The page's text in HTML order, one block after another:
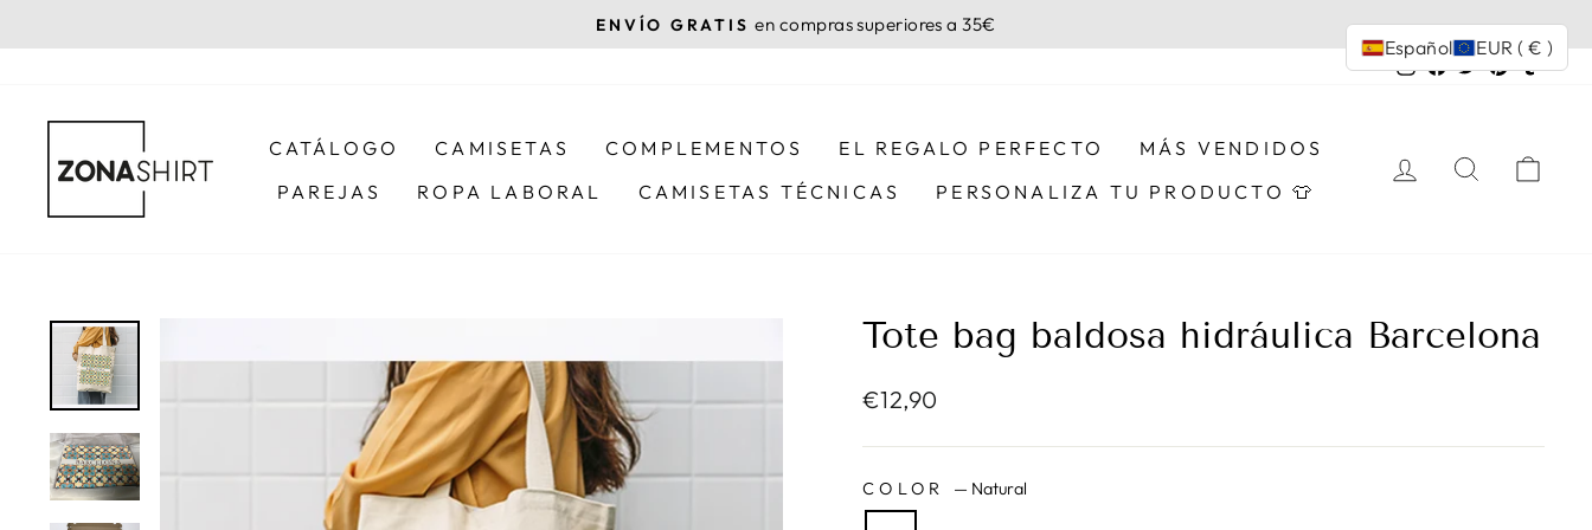
directamente
diapositivas
ENVÍO GRATIS en compras superiores a 35€
Instagram
Facebook
TwitterPinterest
CATÁLOGO CAMISETAS COMPLEMENTOS EL REGALO PERFECTO
MÁS VENDIDOS
PAREJAS
ROPA LABORAL CAMISETAS TÉCNICAS PERSONALIZA TU PRODUCTO 👕
INGRESAR
BUSCAR
Tote bag baldosa hidráulica Barcelona
Precio
€12,90
COLOR — Natural
Español EUR ( € )